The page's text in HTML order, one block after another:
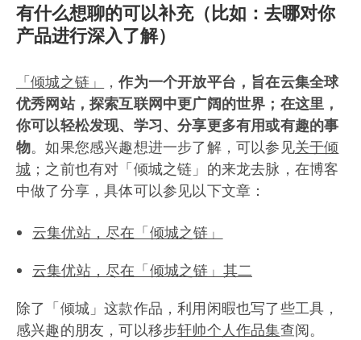
有什么想聊的可以补充（比如：去哪对你
产品进行深入了解）
「倾城之链」 ，作为一个开放平台，旨在云集全球
优秀网站，探索互联网中更广阔的世界；在这里，
你可以轻松发现、学习、分享更多有用或有趣的事
物。如果您感兴趣想进一步了解，可以参见关于倾
城 ；之前也有对「倾城之链」的来龙去脉，在博客
中做了分享，具体可以参见以下文章：
云集优站，尽在「倾城之链」
云集优站，尽在「倾城之链」其二
除了「倾城」这款作品，利用闲暇也写了些工具，
感兴趣的朋友，可以移步轩帅个人作品集查阅。